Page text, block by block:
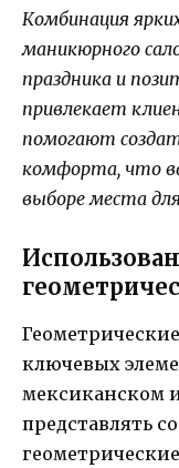
Комбинация
маникюрного
праздника и
привлекает
помогают
комфорта, что
выборе места
ключевых
мексиканском
представлять